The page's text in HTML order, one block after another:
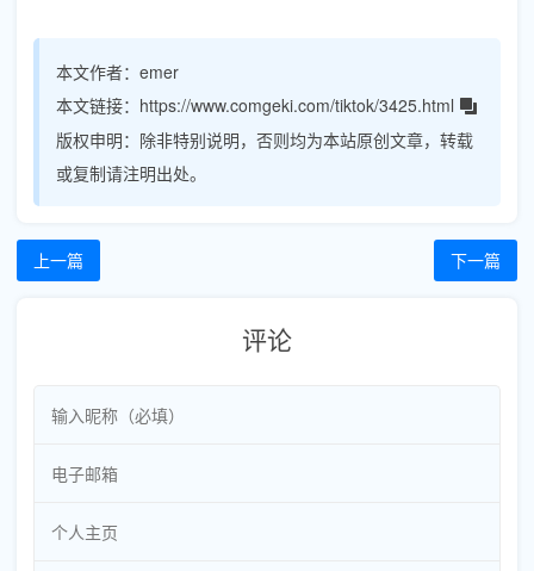
本文作者： emer
本文链接： https://www.comgeki.com/tiktok/3425.html
版权申明： 除非特别说明，否则均为本站原创文章，转载
或复制请注明出处。
上一篇 下一篇
评论